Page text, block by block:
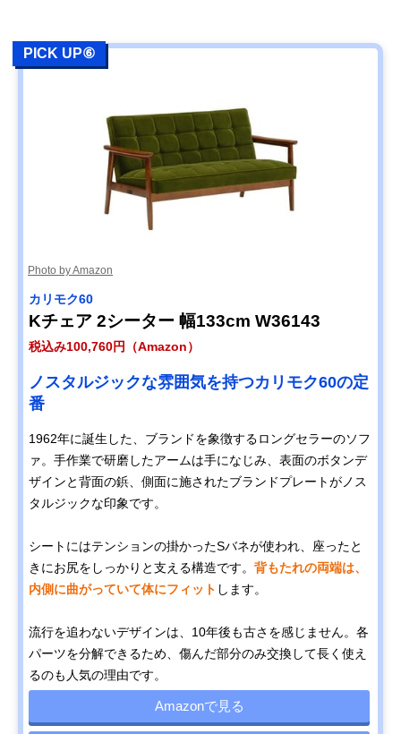
PICK UP⑥
Photo by Amazon
カリモク60
Kチェア 2シーター 幅133cm W36143
税込み100,760円（Amazon）
ノスタルジックな雰囲気を持つカリモク60の定
番
1962年に誕生した、ブランドを象徴するロングセラーのソフ
ァ。手作業で研磨したアームは手になじみ、表面のボタンデ
ザインと背面の鋲、側面に施されたブランドプレートがノス
タルジックな印象です。
シートにはテンションの掛かったSバネが使われ、座ったと
きにお尻をしっかりと支える構造です。 背もたれの両端は、
内側に曲がっていて体にフィット します。
流行を追わないデザインは、10年後も古さを感じません。各
パーツを分解できるため、傷んだ部分のみ交換して長く使え
るのも人気の理由です。
Amazonで見る